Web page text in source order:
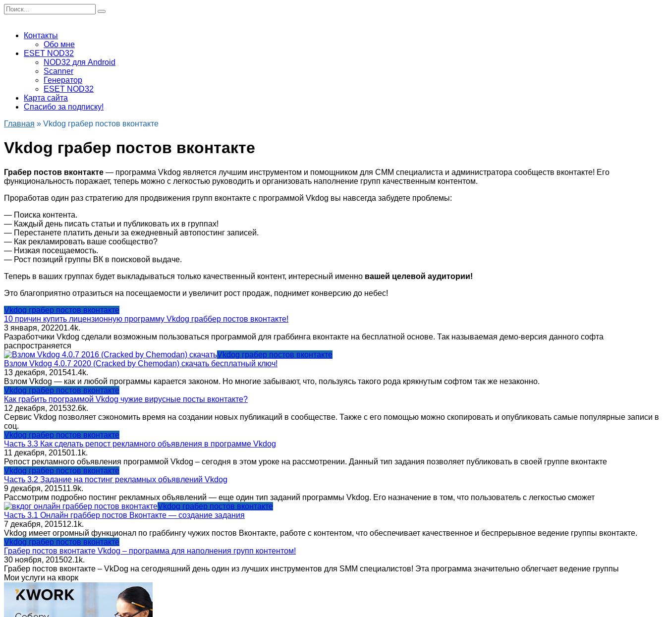
Перейти
к
Search
for:
Контакты
Обо мне
ESET NOD32
NOD32 для Android
Scanner
Генератор
ESET NOD32
Карта сайта
Спасибо за подписку!
Главная » Vkdog грабер постов вконтакте
Vkdog грабер постов вконтакте
Грабер постов вконтакте — программа Vkdog является лучшим инструментом и помощником для СММ специалиста и администратора сообществ вконтакте! Его
функциональность поражает, теперь можно с легкостью руководить и организовать наполнение групп качественным контентом.
Проработав один раз стратегию для продвижения групп вконтакте с программой Vkdog вы навсегда забудете проблемы:
— Поиска контента.
— Каждый день писать статьи и публиковать их в группах!
— Перестанете платить деньги за ежедневный автопостинг записей.
— Как рекламировать ваше сообщество?
— Низкая посещаемость.
— Рост позиций группы ВК в поисковой выдаче.
Теперь в ваших группах будет выкладываться только качественный контент, интересный именно вашей целевой аудитории!
Это благоприятно отразиться на посещаемости и увеличит рост продаж, поднимет конверсию до небес!
Vkdog грабер постов вконтакте
10 причин купить лицензионную программу Vkdog граббер постов вконтакте!
3 января, 202201.4k.
Разработчики Vkdog сделали возможным пользоваться программой для граббинга вконтакте на бесплатной основе. Так называемая демо-версия данного софта
распространяется
Vkdog грабер постов вконтакте
Взлом Vkdog 4.0.7 2020 (Cracked by Chemodan) скачать бесплатный ключ!
13 декабря, 201541.4k.
Взлом Vkdog — как и любой программы карается законом. Но многие забывают, что, пользуясь такого рода крякнутым софтом так же незаконно.
Vkdog грабер постов вконтакте
Как грабить программой Vkdog чужие вирусные посты вконтакте?
12 декабря, 201532.6k.
Сервис Vkdog позволяет сэкономить время на создании новых публикаций в сообществе. Также с его помощью можно скопировать и опубликовать самые популярные записи в
соц.
Vkdog грабер постов вконтакте
Часть 3.3 Как сделать репост рекламного объявления в программе Vkdog
11 декабря, 201501.1k.
Репост рекламного объявления программой Vkdog – сегодня в этом уроке на рассмотрении. Данный тип задания позволяет публиковать в своей группе вконтакте
Vkdog грабер постов вконтакте
Часть 3.2 Задание на постинг рекламных объявлений Vkdog
9 декабря, 201511.9k.
Рассмотрим подробно постинг рекламных объявлений — еще один тип заданий программы Vkdog. Его назначение в том, что пользователь с легкостью сможет
Vkdog грабер постов вконтакте
Часть 3.1 Онлайн граббер постов Вконтакте — создание задания
7 декабря, 201512.1k.
Vkdog имеет огромный функционал по граббингу чужих постов Вконтакте, работе с контентом, что обеспечивает качественное и беспрерывное ведение группы вконтакте.
Vkdog грабер постов вконтакте
Грабер постов вконтакте Vkdog – программа для наполнения групп контентом!
30 ноября, 201502.1k.
Грабер постов вконтакте – VkDog на сегодняшний день один из лучших инструментов для SMM специалистов! Эта программа значительно облегчает ведение группы
Мои услуги на кворк